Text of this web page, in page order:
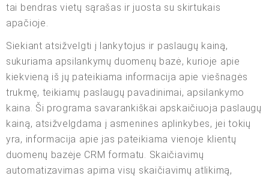
tai bendras vietų sąrašas ir juosta su skirtukais
apačioje.
Siekiant atsižvelgti į lankytojus ir paslaugų kainą,
sukuriama apsilankymų duomenų bazė, kurioje apie
kiekvieną iš jų pateikiama informacija apie viešnagės
trukmę, teikiamų paslaugų pavadinimai, apsilankymo
kaina. Ši programa savarankiškai apskaičiuoja paslaugų
kainą, atsižvelgdama į asmenines aplinkybes, jei tokių
yra, informacija apie jas pateikiama vienoje klientų
duomenų bazėje CRM formatu. Skaičiavimų
automatizavimas apima visų skaičiavimų atlikimą,